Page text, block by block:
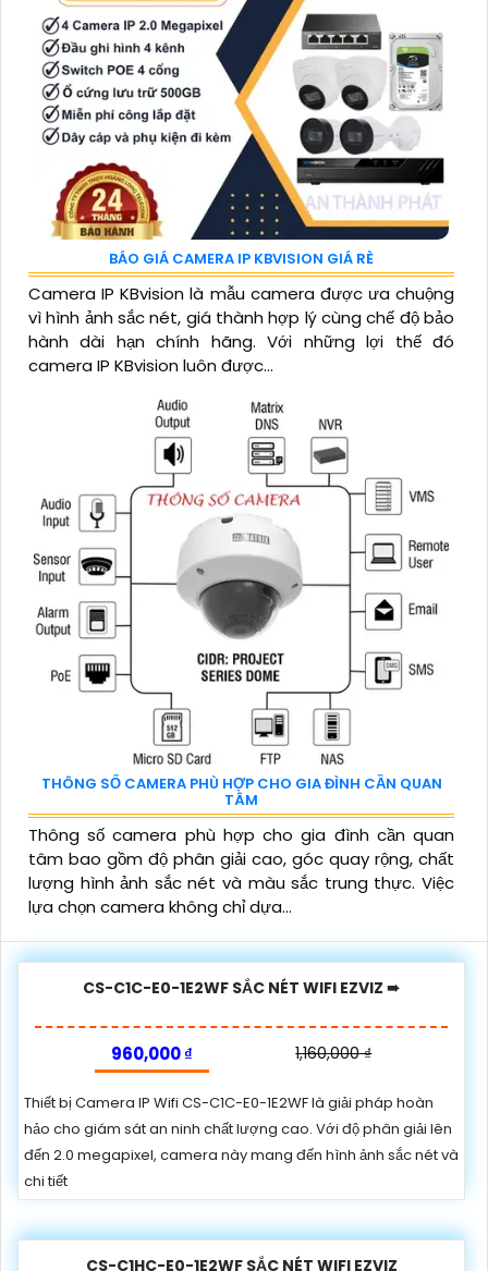
BÁO GIÁ CAMERA IP KBVISION GIÁ RÈ
Camera IP KBvision là mẫu camera được ưa chuộng
vì hình ảnh sắc nét, giá thành hợp lý cùng chế độ bảo
hành dài hạn chính hãng. Với những lợi thế đó
camera IP KBvision luôn được...
THÔNG SỐ CAMERA PHÙ HỢP CHO GIA ĐÌNH CẦN QUAN
TÂM
Thông số camera phù hợp cho gia đình cần quan
tâm bao gồm độ phân giải cao, góc quay rộng, chất
lượng hình ảnh sắc nét và màu sắc trung thực. Việc
lựa chọn camera không chỉ dựa...
CS-C1C-E0-1E2WF SẮC NÉT WIFI EZVIZ ➠
960,000 ₫ 1,160,000 ₫
Thiết bị Camera IP Wifi CS-C1C-E0-1E2WF là giải pháp hoàn
hảo cho giám sát an ninh chất lượng cao. Với độ phân giải lên
đến 2.0 megapixel, camera này mang đến hình ảnh sắc nét và
chi tiết
CS-C1HC-E0-1E2WF SẮC NÉT WIFI EZVIZ